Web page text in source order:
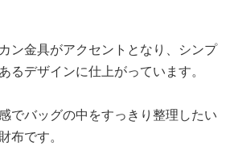
ン金具がアクセントとなり、シンプ
るデザインに仕上がっています。
でバッグの中をすっきり整理したい
布です。